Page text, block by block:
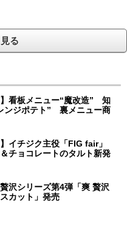
る
】看板メニュー“魔改造” 知
ンジポテト” 裏メニュー商
イチジク主役「FIG fair」
チョコレートのタルト新発
沢シリーズ第4弾「爽 贅沢
カット」発売